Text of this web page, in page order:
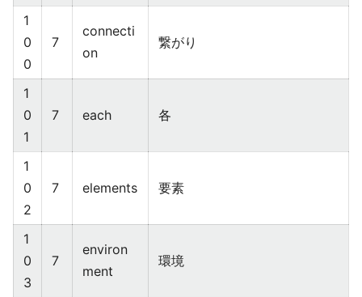
1
0
0
7
connecti
on
繋がり
1
0
1
7 each 各
1
0
2
7 elements 要素
1
0
3
7
environ
ment
環境